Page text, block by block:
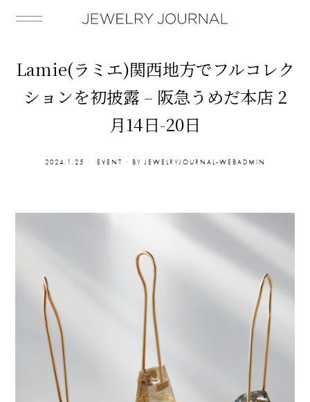
Lamie(ラミエ)関西地方でフルコレク
ションを初披露 – 阪急うめだ本店 2
月14日-20日
2024.1.25 EVENT BY JEWELRYJOURNAL-WEBADMIN